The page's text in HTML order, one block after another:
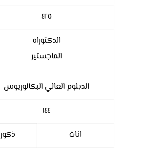
٤٢٥
الدكتوراه
الماجستير
الدبلوم العالي البكالوريوس
١٤٤
اناث
ذكور